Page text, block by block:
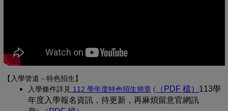
【入學管道－特色招生】
入學條件詳見 112 學年度特色招生簡章 (另開新視窗)
( （PDF 檔） (另開新
113學
年度入學報名資訊，待更新，再麻煩留意官網訊